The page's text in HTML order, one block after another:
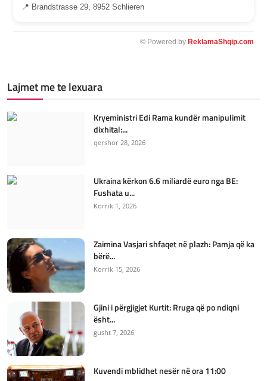
📍 Brandstrasse 29, 8952 Schlieren
© Powered by ReklamaShqip.com
Lajmet me te lexuara
Kryeministri Edi Rama kundër manipulimit
dixhital:...
qershor 28, 2026
Ukraina kërkon 6.6 miliardë euro nga BE:
Fushata u...
Korrik 1, 2026
Zaimina Vasjari shfaqet në plazh: Pamja që ka
bërë...
Korrik 15, 2026
Gjini i përgjigjet Kurtit: Rruga që po ndiqni
ësht...
gusht 7, 2026
Kuvendi mblidhet nesër në ora 11:00